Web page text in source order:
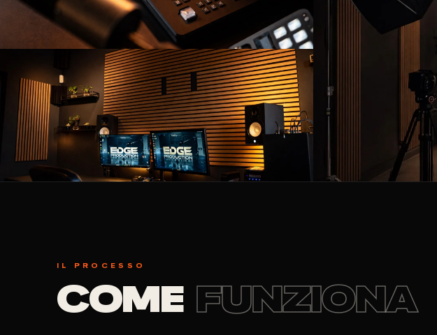
IL PROCESSO
COME FUNZIONA